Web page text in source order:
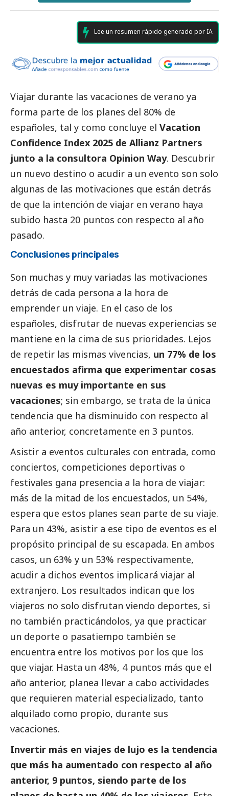
Lee un resumen rápido generado por IA
Viajar durante las vacaciones de verano ya
forma parte de los planes del 80% de
españoles, tal y como concluye el Vacation
Confidence Index 2025 de Allianz Partners
junto a la consultora Opinion Way. Descubrir
un nuevo destino o acudir a un evento son solo
algunas de las motivaciones que están detrás
de que la intención de viajar en verano haya
subido hasta 20 puntos con respecto al año
pasado.
Conclusiones principales
Son muchas y muy variadas las motivaciones
detrás de cada persona a la hora de
emprender un viaje. En el caso de los
españoles, disfrutar de nuevas experiencias se
mantiene en la cima de sus prioridades. Lejos
de repetir las mismas vivencias, un 77% de los
encuestados afirma que experimentar cosas
nuevas es muy importante en sus
vacaciones; sin embargo, se trata de la única
tendencia que ha disminuido con respecto al
año anterior, concretamente en 3 puntos.
Asistir a eventos culturales con entrada, como
conciertos, competiciones deportivas o
festivales gana presencia a la hora de viajar:
más de la mitad de los encuestados, un 54%,
espera que estos planes sean parte de su viaje.
Para un 43%, asistir a ese tipo de eventos es el
propósito principal de su escapada. En ambos
casos, un 63% y un 53% respectivamente,
acudir a dichos eventos implicará viajar al
extranjero. Los resultados indican que los
viajeros no solo disfrutan viendo deportes, si
no también practicándolos, ya que practicar
un deporte o pasatiempo también se
encuentra entre los motivos por los que los
que viajar. Hasta un 48%, 4 puntos más que el
año anterior, planea llevar a cabo actividades
que requieren material especializado, tanto
alquilado como propio, durante sus
vacaciones.
Invertir más en viajes de lujo es la tendencia
que más ha aumentado con respecto al año
anterior, 9 puntos, siendo parte de los